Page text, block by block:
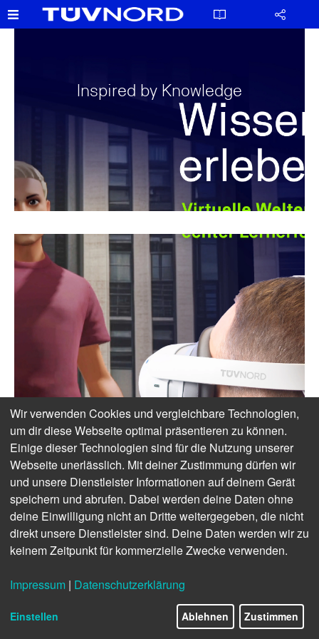
Inspired by Knowledge
Wir verwenden Cookies und vergleichbare Technologien,
um dir diese Webseite optimal präsentieren zu können.
Einige dieser Technologien sind für die Nutzung unserer
Webseite unerlässlich. Mit deiner Zustimmung dürfen wir
und unsere Dienstleister Informationen auf deinem Gerät
speichern und abrufen. Dabei werden deine Daten ohne
deine Einwilligung nicht an Dritte weitergegeben, die nicht
direkt unsere Dienstleister sind. Deine Daten werden wir zu
keinem Zeitpunkt für kommerzielle Zwecke verwenden.
Impressum | Datenschutzerklärung
Einstellen Ablehnen Zustimmen